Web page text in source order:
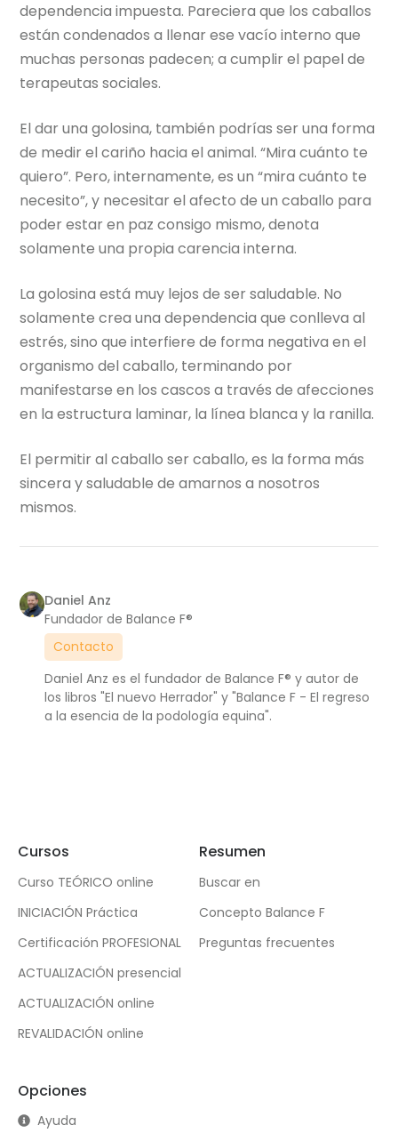
dependencia impuesta. Pareciera que los caballos
están condenados a llenar ese vacío interno que
muchas personas padecen; a cumplir el papel de
terapeutas sociales.
El dar una golosina, también podrías ser una forma
de medir el cariño hacia el animal. “Mira cuánto te
quiero”. Pero, internamente, es un “mira cuánto te
necesito”, y necesitar el afecto de un caballo para
poder estar en paz consigo mismo, denota
solamente una propia carencia interna.
La golosina está muy lejos de ser saludable. No
solamente crea una dependencia que conlleva al
estrés, sino que interfiere de forma negativa en el
organismo del caballo, terminando por
manifestarse en los cascos a través de afecciones
en la estructura laminar, la línea blanca y la ranilla.
El permitir al caballo ser caballo, es la forma más
sincera y saludable de amarnos a nosotros
mismos.
Daniel Anz
Fundador de Balance F®
Contacto
Daniel Anz es el fundador de Balance F® y autor de
los libros "El nuevo Herrador" y "Balance F - El regreso
a la esencia de la podología equina".
Cursos
Curso TEÓRICO online
INICIACIÓN Práctica
Certificación PROFESIONAL
ACTUALIZACIÓN presencial
ACTUALIZACIÓN online
REVALIDACIÓN online
Resumen
Buscar en
Concepto Balance F
Preguntas frecuentes
Opciones
Ayuda